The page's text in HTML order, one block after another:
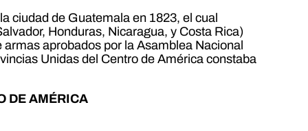
ciudad de Guatemala en 1823, el cual
Honduras, Nicaragua, y Costa Rica)
aprobados por la Asamblea Nacional
Unidas del Centro de América constaba
DE AMÉRICA